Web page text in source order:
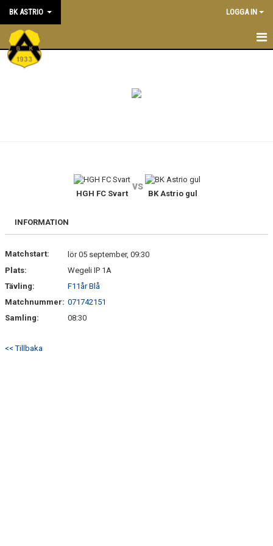
BK ASTRIO LOGGA IN
HEM
BLI MEDLEM
SÖNDRUMS IP
TRYGG I ASTRIO
ASTRIOSHOPEN
HGH FC Svart
vs
BK Astrio gul
INFORMATION
Matchstart:
lör 05 september, 09:30
Plats:
Wegeli IP 1A
Tävling:
F11år Blå
Matchnummer: 071742151
Samling:
08:30
<< Tillbaka